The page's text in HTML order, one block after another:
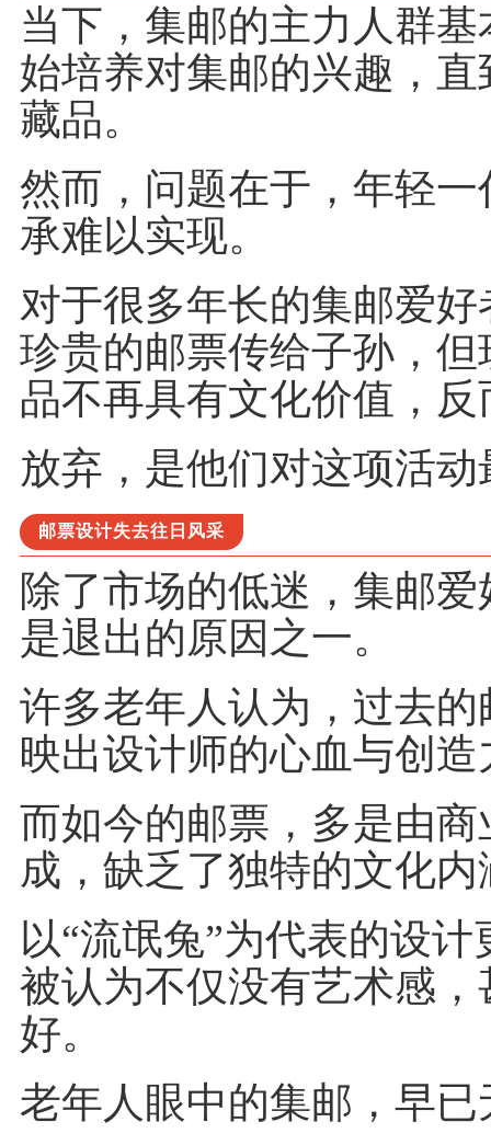
当下，集邮的主力人群
始培养对集邮的兴趣，
藏品。
然而，问题在于，年轻
承难以实现。
对于很多年长的集邮爱
珍贵的邮票传给子孙，
品不再具有文化价值，
放弃，是他们对这项活
邮票设计失去往日风采
除了市场的低迷，集邮
是退出的原因之一。
许多老年人认为，过去
映出设计师的心血与创造
而如今的邮票，多是由
成，缺乏了独特的文化内
以“流氓兔”为代表的设
被认为不仅没有艺术感
好。
老年人眼中的集邮，早